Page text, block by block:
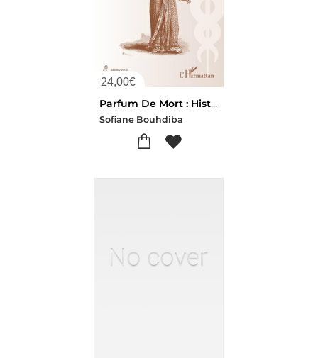
24,00€
Parfum De Mort : Histoire Medico-sociale De L'odeur
Sofiane Bouhdiba